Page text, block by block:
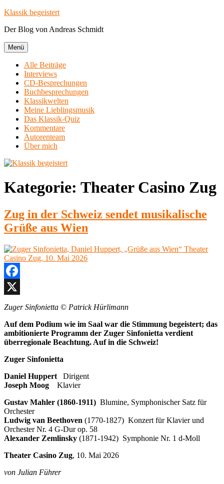
Zum
springen
Klassik begeistert
Der Blog von Andreas Schmidt
Menü
Alle Beiträge
Interviews
CD-Besprechungen
Buchbesprechungen
Klassikwelten
Meine Lieblingsmusik
Das Klassik-Quiz
Kommentare
Autorenteam
Über mich
Kategorie: Theater Casino Zug
Zug in der Schweiz sendet musikalische
Grüße aus Wien
Facebook
X
Zuger Sinfonietta © Patrick Hürlimann
Auf dem Podium wie im Saal war die Stimmung begeistert; das
ambitionierte Programm der Zuger Sinfonietta verdient
überregionale Beachtung. Auf in die Schweiz!
Zuger Sinfonietta
Daniel Huppert
Dirigent
Joseph Moog Klavier
Gustav Mahler (1860-1911) Blumine, Symphonischer Satz für
Orchester
Ludwig van Beethoven (1770-1827) Konzert für Klavier und
Orchester Nr. 4 G-Dur op. 58
Alexander Zemlinsky (1871-1942) Symphonie Nr. 1 d-Moll
Theater Casino Zug, 10. Mai 2026
von Julian Führer